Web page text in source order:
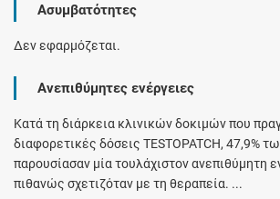
Ασυμβατότητες
Δεν εφαρμόζεται.
Ανεπιθύμητες ενέργειες
Κατά τη διάρκεια κλινικών δοκιμών που
διαφορετικές δόσεις TESTOPATCH, 47,9%
παρουσίασαν μία τουλάχιστον ανεπιθύμητη
πιθανώς σχετιζόταν με τη θεραπεία. ...